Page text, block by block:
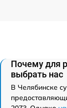
Почему для
выбрать нас
В Челябинске